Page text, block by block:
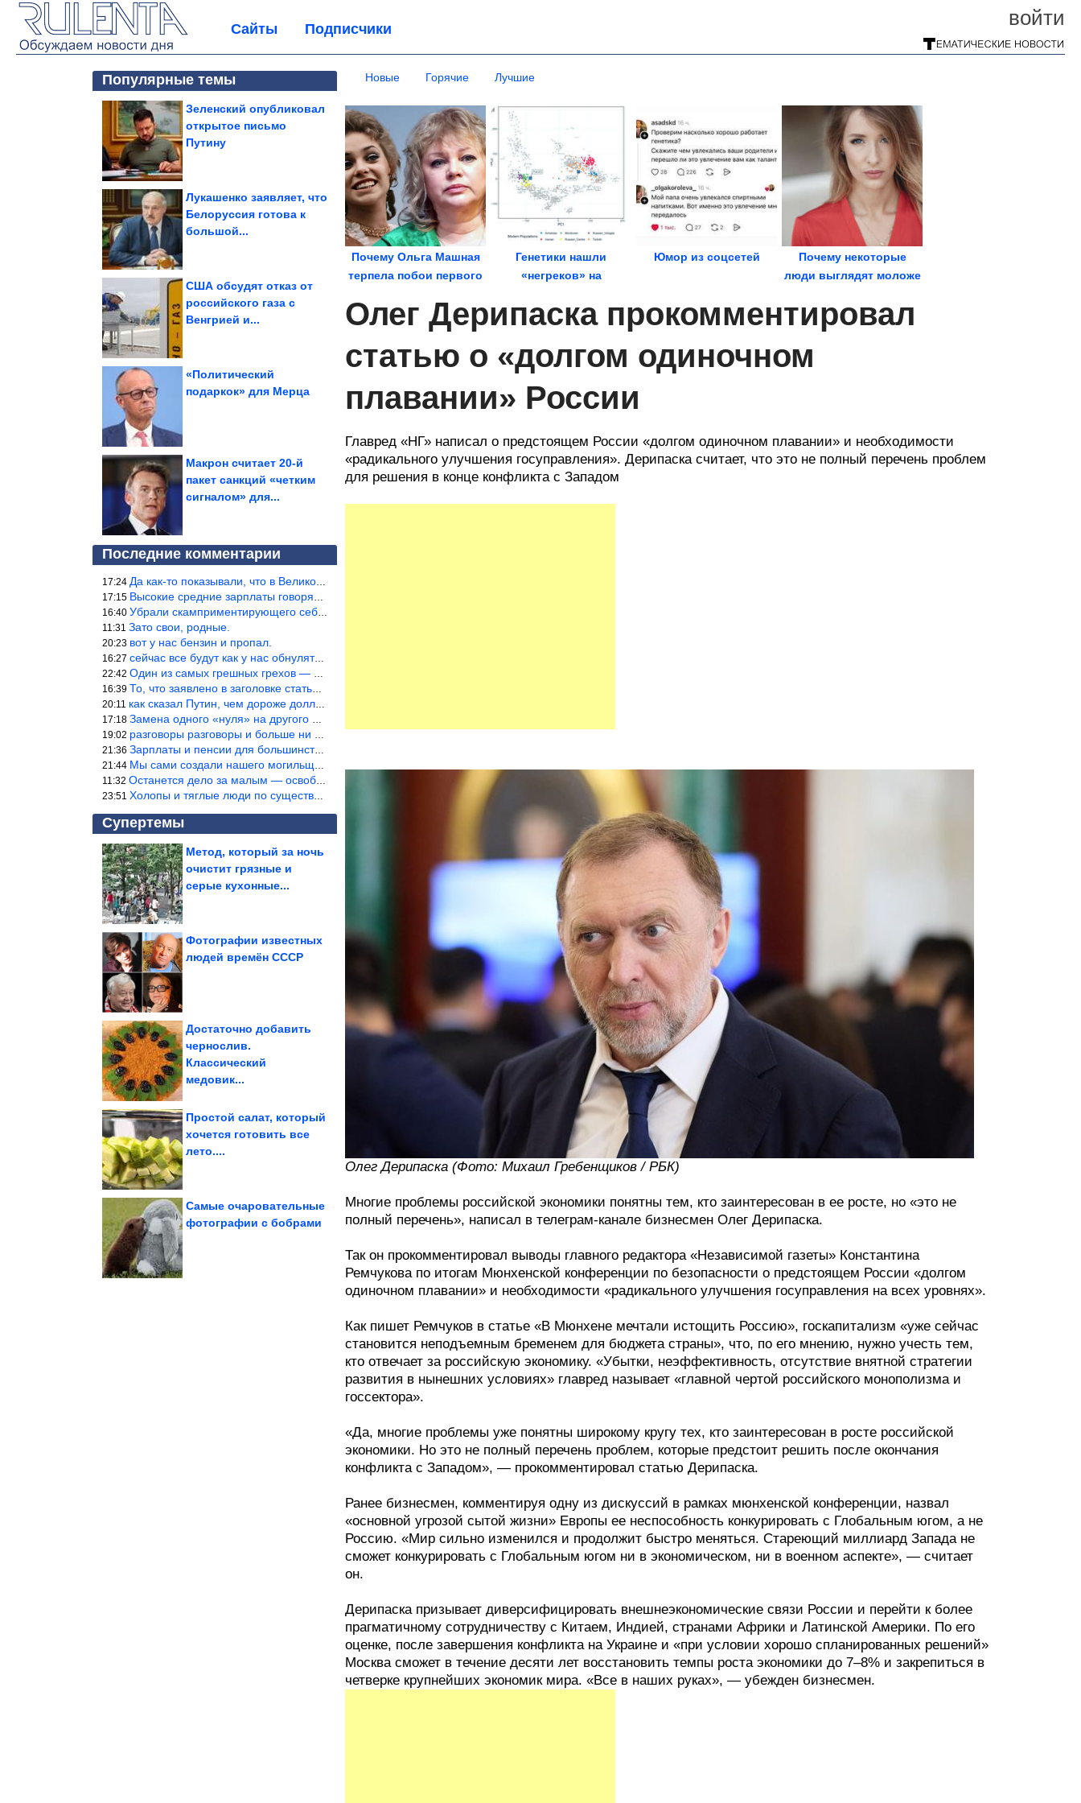
войти
Сайты Подписчики
Популярные темы
Зеленский опубликовал
открытое письмо
Путину
Лукашенко заявляет, что
Белоруссия готова к
большой...
США обсудят отказ от
российского газа с
Венгрией и...
«Политический
подаркок» для Мерца
Макрон считает 20-й
пакет санкций «четким
сигналом» для...
Последние комментарии
17:24 Да как-то показывали, что в Великобритании вообще корм для живот
17:15 Высокие средние зарплаты говорят о заоблачных зарплатах определё
16:40 Убрали скамприментирующего себя марианетку, кто будет следующим…
11:31 Зато свои, родные.
20:23 вот у нас бензин и пропал.
16:27 сейчас все будут как у нас обнуляться.
22:42 Один из самых грешных грехов — считать себя непогрешимым.
16:39 То, что заявлено в заголовке статьи противоречит утверждению &qu
20:11 как сказал Путин, чем дороже доллар тем дороже нефть продадим.
17:18 Замена одного «нуля» на другого «нуля» в рамках одной и той же с
19:02 разговоры разговоры и больше ни чего 9я часть балабола.
21:36 Зарплаты и пенсии для большинства населения в регионах нищенские
21:44 Мы сами создали нашего могильщика, это ИИ. Он нас и похоронит. М
11:32 Останется дело за малым — освободить планету Земля от глупого ви
23:51 Холопы и тяглые люди по существу одно и тоже. Буржуи и холопы сн
Супертемы
Подборка приколов
Метод, который за ночь
очистит грязные и
серые кухонные...
Интернет снова
Фотографии известных
людей времён СССР
Достаточно добавить
чернослив.
Классический
медовик...
Физики впервые смогли
Простой салат, который
хочется готовить все
лето....
Атомный поезд-призрак
Самые очаровательные
фотографии с бобрами
Новые Горячие Лучшие
Почему Ольга Машная
терпела побои первого
Генетики нашли
«негреков» на
Фанагории
Юмор из соцсетей
Почему некоторые
люди выглядят моложе
Олег Дерипаска прокомментировал
статью о «долгом одиночном
плавании» России
Главред «НГ» написал о предстоящем России «долгом одиночном плавании» и необходимости
«радикального улучшения госуправления». Дерипаска считает, что это не полный перечень проблем
для решения в конце конфликта с Западом
Олег Дерипаска (Фото: Михаил Гребенщиков / РБК)
Многие проблемы российской экономики понятны тем, кто заинтересован в ее росте, но «это не
полный перечень», написал в телеграм-канале бизнесмен Олег Дерипаска.
Так он прокомментировал выводы главного редактора «Независимой газеты» Константина
Ремчукова по итогам Мюнхенской конференции по безопасности о предстоящем России «долгом
одиночном плавании» и необходимости «радикального улучшения госуправления на всех уровнях».
Как пишет Ремчуков в статье «В Мюнхене мечтали истощить Россию», госкапитализм «уже сейчас
становится неподъемным бременем для бюджета страны», что, по его мнению, нужно учесть тем,
кто отвечает за российскую экономику. «Убытки, неэффективность, отсутствие внятной стратегии
развития в нынешних условиях» главред называет «главной чертой российского монополизма и
госсектора».
«Да, многие проблемы уже понятны широкому кругу тех, кто заинтересован в росте российской
экономики. Но это не полный перечень проблем, которые предстоит решить после окончания
конфликта с Западом», — прокомментировал статью Дерипаска.
Ранее бизнесмен, комментируя одну из дискуссий в рамках мюнхенской конференции, назвал
«основной угрозой сытой жизни» Европы ее неспособность конкурировать с Глобальным югом, а не
Россию. «Мир сильно изменился и продолжит быстро меняться. Стареющий миллиард Запада не
сможет конкурировать с Глобальным югом ни в экономическом, ни в военном аспекте», — считает
он.
Дерипаска призывает диверсифицировать внешнеэкономические связи России и перейти к более
прагматичному сотрудничеству с Китаем, Индией, странами Африки и Латинской Америки. По его
оценке, после завершения конфликта на Украине и «при условии хорошо спланированных решений»
Москва сможет в течение десяти лет восстановить темпы роста экономики до 7–8% и закрепиться в
четверке крупнейших экономик мира. «Все в наших руках», — убежден бизнесмен.